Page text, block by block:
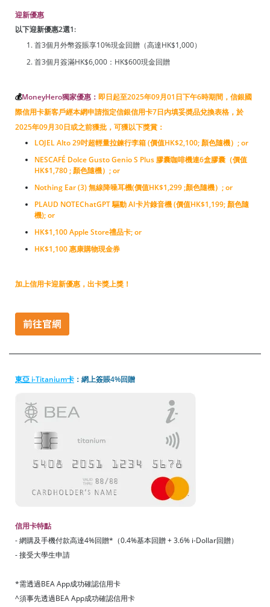
迎新優惠
以下迎新優惠2選1:
首3個月外幣簽賬享10%現金回贈（高達HK$1,000）
首3個月簽滿HK$6,000：HK$600現金回贈
💰MoneyHero獨家優惠： 即日起至2025年09月01日下午6時期間 ， 信銀國
際信用卡新客戶經本網申請指定信銀信用卡7日内填妥奬品兌換表格，於
2025年09月30日或之前獲批，可獲以下獎賞：
LOJEL Alto 29吋超輕量拉鍊行李箱 (價值HK$2,100; 顏色隨機）; or
NESCAFÉ Dolce Gusto Genio S Plus 膠囊咖啡機連6盒膠囊（價值
HK$1,780 ; 顏色隨機）; or
Nothing Ear (3) 無線降噪耳機(價值HK$1,299 ;顏色隨機）; or
PLAUD NOTEChatGPT 驅動 AI卡片錄音機 (價值HK$1,199; 顏色隨
機); or
HK$1,100 Apple Store禮品卡; or
HK$1,100 惠康購物現金券
加上信用卡迎新優惠，出卡獎上獎！
東亞 i-Titanium卡 ：網上簽賬4%回贈
信用卡特點
- 網購及手機付款高達4%回贈*（0.4%基本回贈 + 3.6% i-Dollar回贈）
- 接受大學生申請
*需透過BEA App成功確認信用卡
^須事先透過BEA App成功確認信用卡